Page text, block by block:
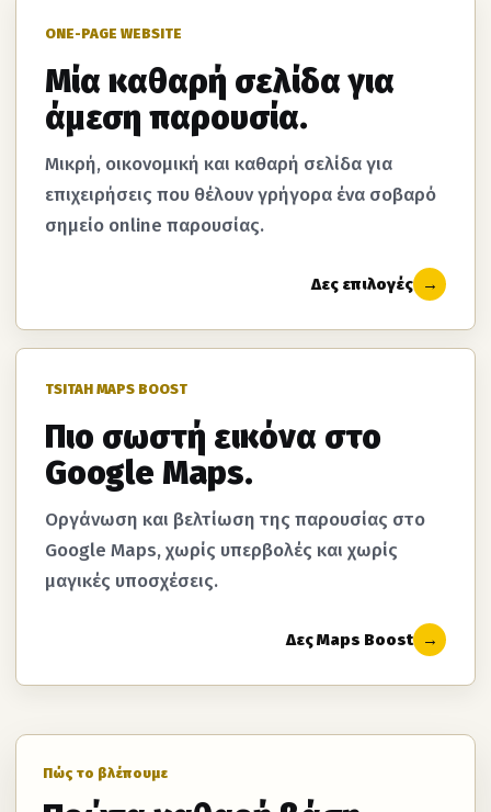
ONE-PAGE WEBSITE
Μία καθαρή σελίδα για
άμεση παρουσία.
Μικρή, οικονομική και καθαρή σελίδα για
επιχειρήσεις που θέλουν γρήγορα ένα σοβαρό
σημείο online παρουσίας.
Δες επιλογές →
TSITAH MAPS BOOST
Πιο σωστή εικόνα στο
Google Maps.
Οργάνωση και βελτίωση της παρουσίας στο
Google Maps, χωρίς υπερβολές και χωρίς
μαγικές υποσχέσεις.
Δες Maps Boost →
Πώς το βλέπουμε